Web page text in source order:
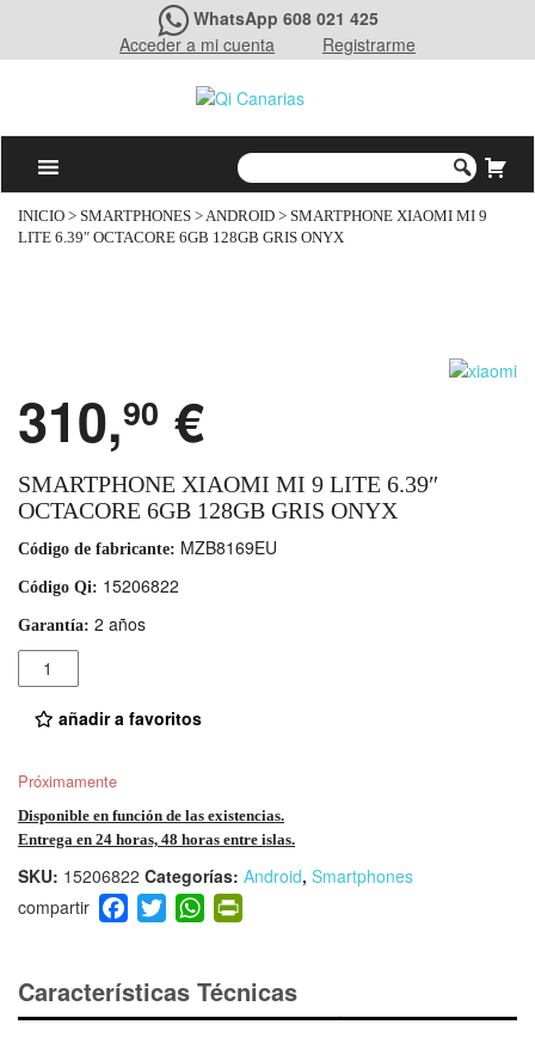
WhatsApp 608 021 425
Acceder a mi cuenta
Registrarme
INICIO > SMARTPHONES >ANDROID > SMARTPHONE XIAOMI MI 9
LITE 6.39″ OCTACORE 6GB 128GB GRIS ONYX
310,90 €
SMARTPHONE XIAOMI MI 9 LITE 6.39″
OCTACORE 6GB 128GB GRIS ONYX
Código de fabricante: MZB8169EU
Código Qi: 15206822
Garantía: 2 años
Cantidad
añadir a favoritos
Próximamente
Disponible en función de las existencias.
Entrega en 24 horas, 48 horas entre islas.
SKU: 15206822 Categorías: Android, Smartphones
F
a
e
b
T
wi
er
W
h
s
A
ri
e
Características Técnicas